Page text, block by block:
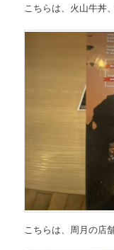
こちらは、 火山牛丼
こちらは、周月の店